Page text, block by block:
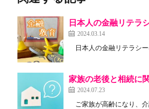
日本人の金融リテラ
2024.03.14
日本人の金融リテラシ
家族の老後と相続に
2024.07.23
ご家族が高齢になり、